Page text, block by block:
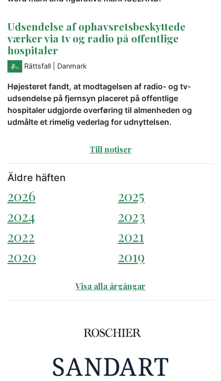
Udsendelse af ophavsretsbeskyttede
værker via tv og radio på offentlige
hospitaler
Rättsfall | Danmark
Højesteret fandt, at modtagelsen af radio- og tv-
udsendelse på fjernsyn placeret på offentlige
hospitaler udgjorde overføring til almenheden og
udmålte et rimelig vederlag for udnyttelsen.
Till notiser
Äldre häften
2026
2025
2024
2023
2022
2021
2020
2019
Visa alla årgångar